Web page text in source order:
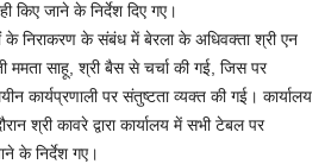
किए जाने के निर्देश दिए गए।
के निराकरण के संबंध में बेरला के अधिवक्ता श्री एन
ममता साहू, श्री बैस से चर्चा की गई, जिस पर
कार्यप्रणाली पर संतुष्टता व्यक्त की गई। कार्यालय
श्री कावरे द्वारा कार्यालय में सभी टेबल पर
के निर्देश गए।